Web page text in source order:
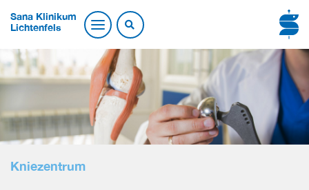
Sana Klinikum
Lichtenfels
Kniezentrum